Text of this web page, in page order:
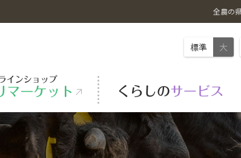
全農の
標準 大
やさい
生活情報
事業内容